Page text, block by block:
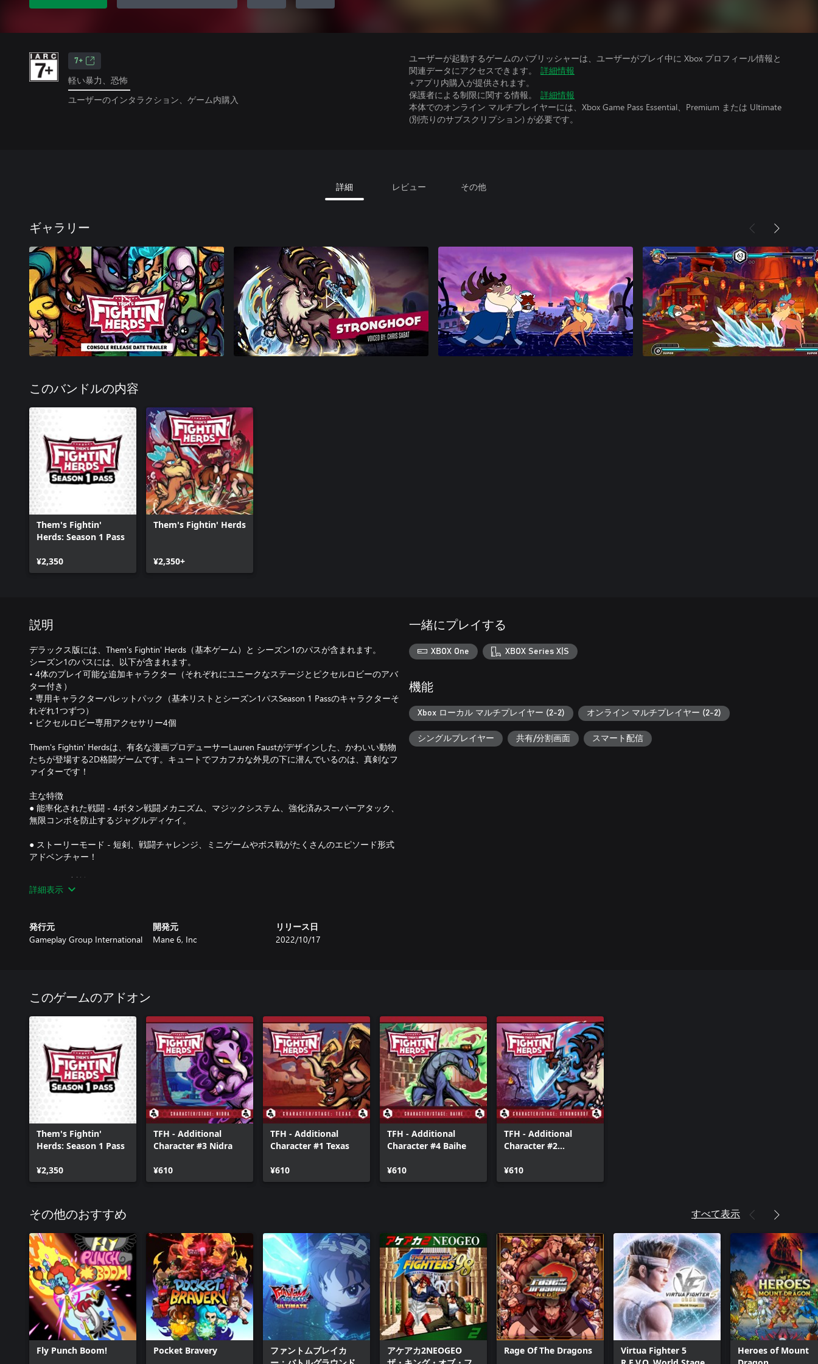
7+
軽い暴力、恐怖
ユーザーのインタラクション、ゲーム内購入
ユーザーが起動するゲームのパブリッシャーは、ユーザーがプレイ中に Xbox プロフィール情報と
関連データにアクセスできます。
詳細情報
+アプリ内購入が提供されます。
保護者による制限に関する情報。
詳細情報
本体でのオンライン マルチプレイヤーには、Xbox Game Pass Essential、Premium または Ultimate
(別売りのサブスクリプション) が必要です。
詳細 レビュー その他
ギャラリー
このバンドルの内容
Them's Fightin'
Herds: Season 1 Pass
¥2,350
Them's Fightin' Herds
¥2,350+
説明
デラックス版には、Them's Fightin' Herds（基本ゲーム）と シーズン1のパスが含まれます。
シーズン1のパスには、以下が含まれます。
• 4体のプレイ可能な追加キャラクター（それぞれにユニークなステージとピクセルロビーのアバ
ター付き）
• 専用キャラクターパレットパック（基本リストとシーズン1パスSeason 1 Passのキャラクターそ
れぞれ1つずつ）
• ピクセルロビー専用アクセサリー4個
Them's Fightin' Herdsは、有名な漫画プロデューサーLauren Faustがデザインした、かわいい動物
たちが登場する2D格闘ゲームです。キュートでフカフカな外見の下に潜んでいるのは、真剣なフ
ァイターです！
主な特徴
● 能率化された戦闘 - 4ボタン戦闘メカニズム、マジックシステム、強化済みスーパーアタック、
無限コンボを防止するジャグルディケイ。
● ストーリーモード - 短剣、戦闘チャレンジ、ミニゲームやボス戦がたくさんのエピソード形式
アドベンチャー！
● ローカル対戦とオンラインマッチメイキング - GGPOのパワフルなロールバックネットコード
で、オフラインで敵と戦うことも世界中で戦闘することも可能です。
び、データが豊富なトレーニングルームで練習し、自分の試合のリプレイを見てみましょう！
● ダイナミックな音楽システム - ロックのバトル音楽がキャラに合わせて変化し、全ての戦いが
チャンピオン戦のような雰囲気を演出しています。
詳細表示
発行元
Gameplay Group International
開発元
Mane 6, Inc
リリース日
2022/10/17
一緒にプレイする
XBOX One XBOX Series X|S
機能
Xbox ローカル マルチプレイヤー (2-2) オンライン マルチプレイヤー (2-2)
シングルプレイヤー 共有/分割画面 スマート配信
このゲームのアドオン
Them's Fightin'
Herds: Season 1 Pass
¥2,350
TFH - Additional
Character #3 Nidra
¥610
TFH - Additional
Character #1 Texas
¥610
TFH - Additional
Character #4 Baihe
¥610
TFH - Additional
Character #2
¥610
その他のおすすめ すべて表示
Fly Punch Boom! Pocket Bravery
ファントムブレイカ
アケアカ2NEOGEO
Rage Of The Dragons
Virtua Fighter 5
Heroes of Mount